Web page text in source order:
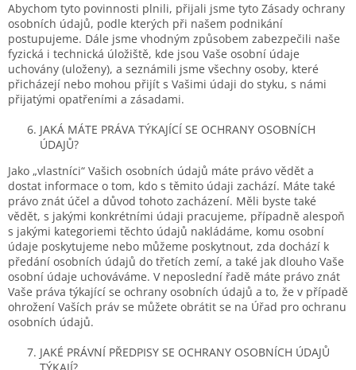
Abychom tyto povinnosti plnili, přijali jsme tyto Zásady ochrany
osobních údajů, podle kterých při našem podnikání
postupujeme. Dále jsme vhodným způsobem zabezpečili naše
fyzická i technická úložiště, kde jsou Vaše osobní údaje
uchovány (uloženy), a seznámili jsme všechny osoby, které
přicházejí nebo mohou přijít s Vašimi údaji do styku, s námi
přijatými opatřeními a zásadami.
JAKÁ MÁTE PRÁVA TÝKAJÍCÍ SE OCHRANY OSOBNÍCH
ÚDAJŮ?
Jako „vlastníci“ Vašich osobních údajů máte právo vědět a
dostat informace o tom, kdo s těmito údaji zachází. Máte také
právo znát účel a důvod tohoto zacházení. Měli byste také
vědět, s jakými konkrétními údaji pracujeme, případně alespoň
s jakými kategoriemi těchto údajů nakládáme, komu osobní
údaje poskytujeme nebo můžeme poskytnout, zda dochází k
předání osobních údajů do třetích zemí, a také jak dlouho Vaše
osobní údaje uchováváme. V neposlední řadě máte právo znát
Vaše práva týkající se ochrany osobních údajů a to, že v případě
ohrožení Vaších práv se můžete obrátit se na Úřad pro ochranu
osobních údajů.
JAKÉ PRÁVNÍ PŘEDPISY SE OCHRANY OSOBNÍCH ÚDAJŮ